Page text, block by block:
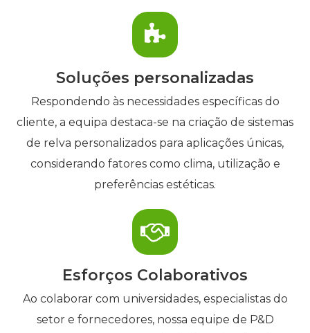
Soluções personalizadas
Respondendo às necessidades específicas do
cliente, a equipa destaca-se na criação de sistemas
de relva personalizados para aplicações únicas,
considerando fatores como clima, utilização e
preferências estéticas.
Esforços Colaborativos
Ao colaborar com universidades, especialistas do
setor e fornecedores, nossa equipe de P&D